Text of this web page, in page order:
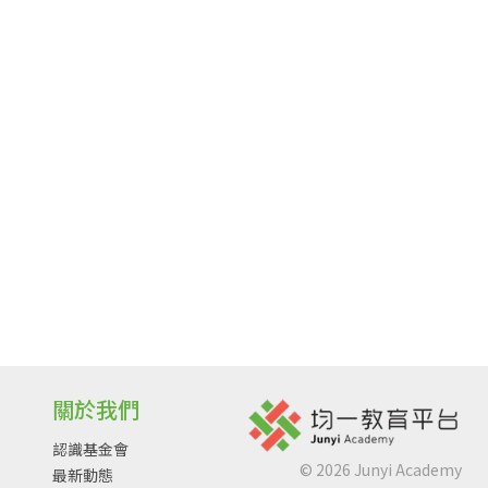
關於我們
認識基金會
最新動態
© 2026 Junyi Academy